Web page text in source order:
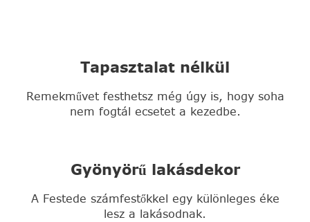
Tapasztalat nélkül
Remekművet festhetsz még úgy is, hogy soha
nem fogtál ecsetet a kezedbe.
Gyönyörű lakásdekor
A Festede számfestőkkel egy különleges éke
lesz a lakásodnak.